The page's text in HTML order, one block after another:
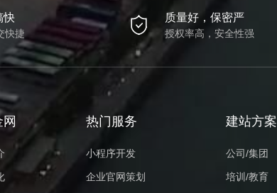
快
快捷
质量好，保密严
授权率高，安全性强
热门服务
小程序开发
企业官网策划
建站方案
公司/集团
培训/教育